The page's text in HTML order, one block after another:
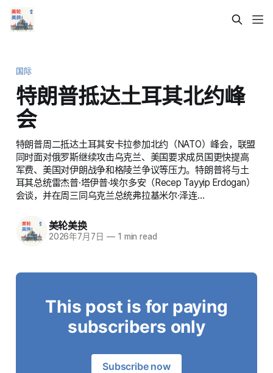
国际
特朗普抵达土耳其北约峰
会
特朗普周二抵达土耳其安卡拉参加北约（NATO）峰会，联盟
同时面对俄罗斯继续攻击乌克兰、美国要求成员国更快提高
军费、美国对伊朗战争和格陵兰争议等压力。特朗普将与土
耳其总统雷杰普·塔伊普·埃尔多安（Recep Tayyip Erdogan）
会谈，并在周三同乌克兰总统弗拉基米尔·泽连…
美轮美换
2026年7月7日 —1 min read
This post is for paying
subscribers only
Subscribe now